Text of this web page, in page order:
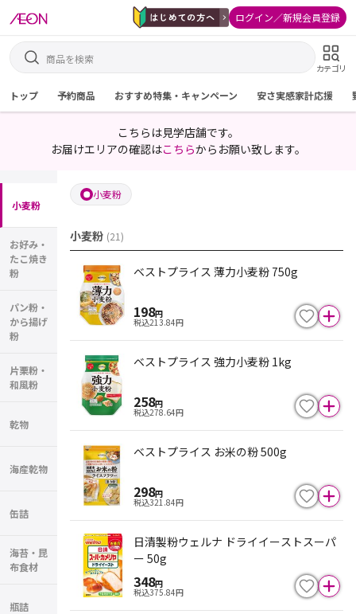
ログイン／新規会員登録
カテゴリ
トップ 予約商品 おすすめ特集・キャンペーン 安さ実感家計応援
こちらは見学店舗です。
お届けエリアの確認はこちらからお願い致します。
小麦粉
お好み・
たこ焼き
粉
パン粉・
から揚げ
粉
片栗粉・
和風粉
乾物
海産乾物
缶詰
海苔・昆
布食材
瓶詰
小麦粉
小麦粉 (21)
ベストプライス 薄力小麦粉 750g
198円
税込213.84円
ベストプライス 強力小麦粉 1kg
258円
税込278.64円
ベストプライス お米の粉 500g
298円
税込321.84円
日清製粉ウェルナ ドライイーストスーパ
ー 50g
348円
税込375.84円